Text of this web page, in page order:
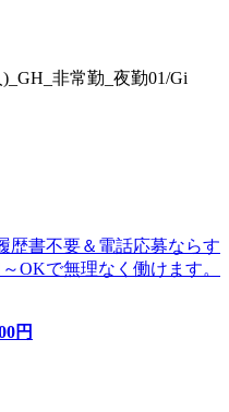
非常勤_夜勤01/Gi
歴書不要＆電話応募ならす
OKで無理なく働けます。
円